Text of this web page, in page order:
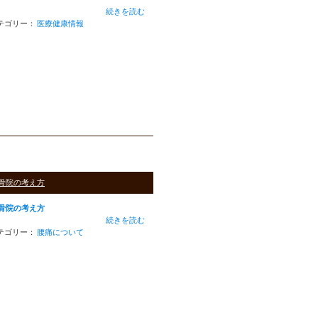
続きを読む
ゴリー： 医療健康情報
院の考え方
院の考え方
続きを読む
ゴリー：
腰痛について